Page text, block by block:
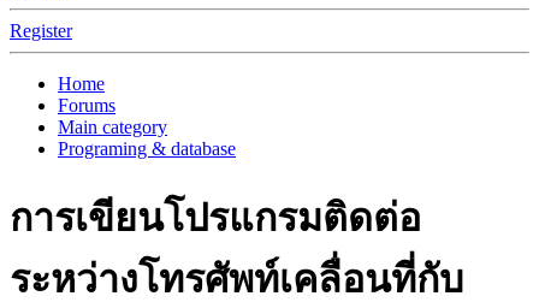
Register
Home
Forums
Main category
Programing & database
การเขียนโปรแกรมติดต่อ
ระหว่างโทรศัพท์เคลื่อนที่กับ